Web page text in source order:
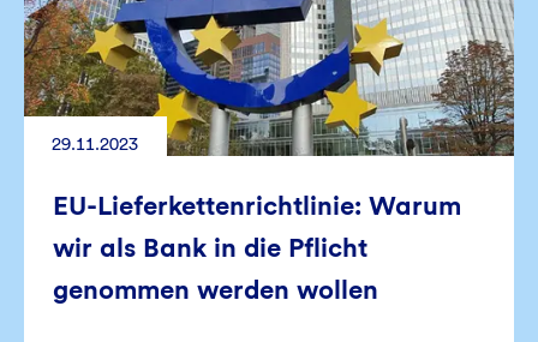
29.11.2023
EU-Lieferkettenrichtlinie: Warum
wir als Bank in die Pflicht
genommen werden wollen